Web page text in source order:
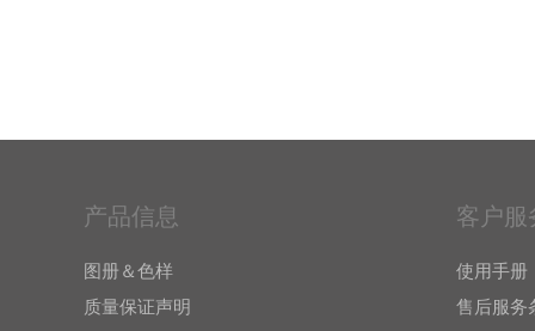
产品信息
图册＆色样
质量保证声明
客户服
使用手册
售后服务